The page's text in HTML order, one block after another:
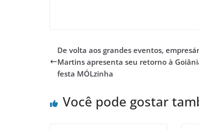
De volta aos grandes eventos,
Martins apresenta seu retorno à
festa MÓLzinha
Você pode gostar